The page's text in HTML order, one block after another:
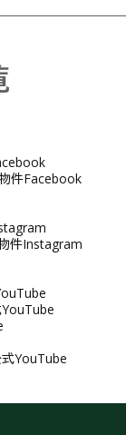
件Facebook
件Instagram
YouTube
式YouTube